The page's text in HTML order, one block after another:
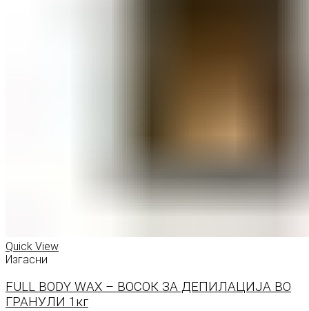
Quick View
Изгасни
FULL BODY WAX – ВОСОК ЗА ДЕПИЛАЦИЈА ВО
ГРАНУЛИ 1кг